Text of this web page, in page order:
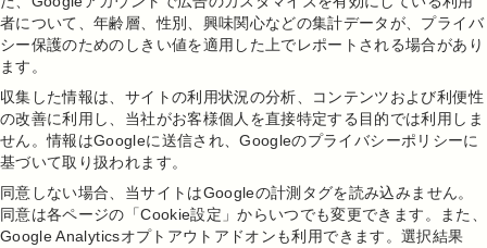
者について、年齢層、性別、興味関心などの集計データが、プライバ
シー保護のためのしきい値を適用した上でレポートされる場合があり
ます。
収集した情報は、サイトの利用状況の分析、コンテンツおよび利便性
の改善に利用し、当社がお客様個人を直接特定する目的では利用しま
せん。情報はGoogleに送信され、Googleのプライバシーポリシーに
基づいて取り扱われます。
同意しない場合、当サイトはGoogleの計測タグを読み込みません。
同意は各ページの「Cookie設定」からいつでも変更できます。また、
Google Analyticsオプトアウトアドオンも利用できます。選択結果